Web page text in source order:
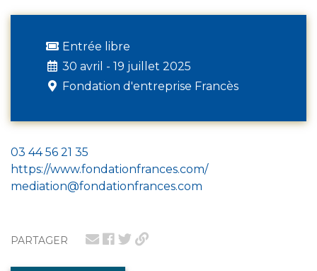
PARTAGER
Entrée libre
30 avril - 19 juillet 2025
Fondation d'entreprise Francès
03 44 56 21 35
https://www.fondationfrances.com/
mediation@fondationfrances.com